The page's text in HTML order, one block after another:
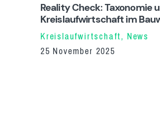
Reality Check: Taxonomie
Kreislaufwirtschaft im
Kreislaufwirtschaft, News
25 November 2025